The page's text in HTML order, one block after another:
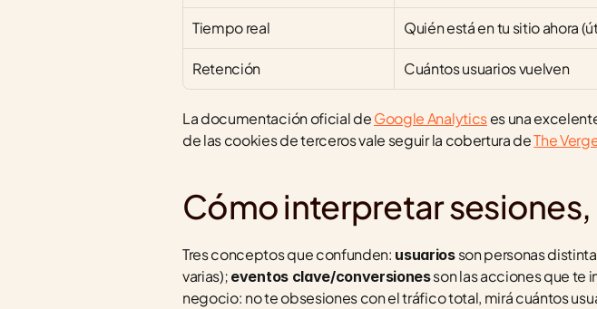
Tiempo real Quién está en tu sitio ahora
Retención Cuántos usuarios vuelven
La documentación oficial de Google Analytics es una
de las cookies de terceros vale seguir la cobertura de The
Cómo interpretar
Tres conceptos que confunden: usuarios son personas
varias); eventos clave/conversiones son las acciones que te
negocio: no te obsesiones con el tráfico total, mirá cuántos